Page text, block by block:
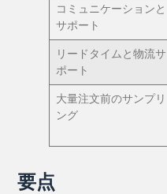
コミュニケーションと
サポート
リードタイムと物流サ
ポート
大量注文前のサンプリ
ング
要点